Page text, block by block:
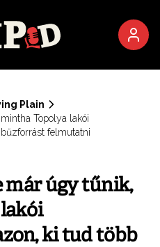
Plain
Topolya lakói
felmutatni
már úgy tűnik,
ki tud több